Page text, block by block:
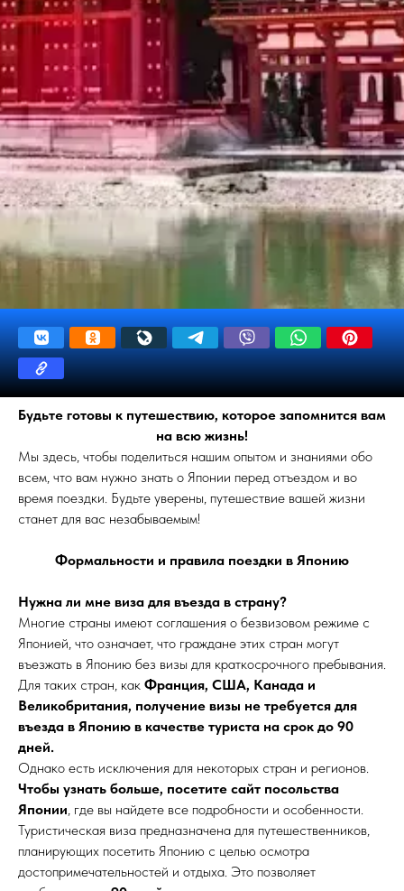
Будьте готовы к путешествию, которое запомнится вам
на всю жизнь!
Мы здесь, чтобы поделиться нашим опытом и знаниями обо
всем, что вам нужно знать о Японии перед отъездом и во
время поездки. Будьте уверены, путешествие вашей жизни
станет для вас незабываемым!
Формальности и правила поездки в Японию
Нужна ли мне виза для въезда в страну?
Многие страны имеют соглашения о безвизовом режиме с
Японией, что означает, что граждане этих стран могут
въезжать в Японию без визы для краткосрочного пребывания.
Для таких стран, как Франция, США, Канада и
Великобритания, получение визы не требуется для
въезда в Японию в качестве туриста на срок до 90
дней.
Однако есть исключения для некоторых стран и регионов.
Чтобы узнать больше, посетите сайт посольства
Японии, где вы найдете все подробности и особенности.
Туристическая виза предназначена для путешественников,
планирующих посетить Японию с целью осмотра
достопримечательностей и отдыха. Это позволяет